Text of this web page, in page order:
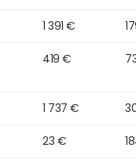
1 391 €
419 €
1 737 €
23 €